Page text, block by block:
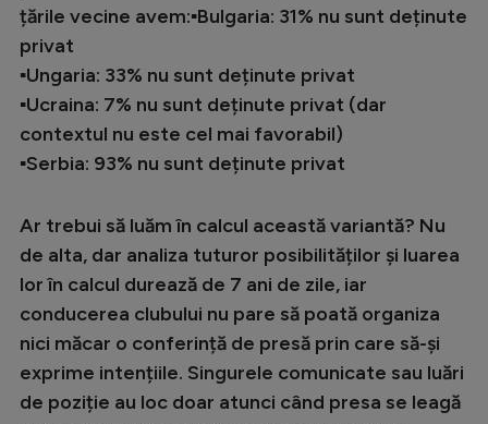
țările vecine avem:▪️Bulgaria: 31% nu sunt deținute
privat
▪️Ungaria: 33% nu sunt deținute privat
▪️Ucraina: 7% nu sunt deținute privat (dar
contextul nu este cel mai favorabil)
▪️Serbia: 93% nu sunt deținute privat
Ar trebui să luăm în calcul această variantă? Nu
de alta, dar analiza tuturor posibilităților și luarea
lor în calcul durează de 7 ani de zile, iar
conducerea clubului nu pare să poată organiza
nici măcar o conferință de presă prin care să-și
exprime intențiile. Singurele comunicate sau luări
de poziție au loc doar atunci când presa se leagă